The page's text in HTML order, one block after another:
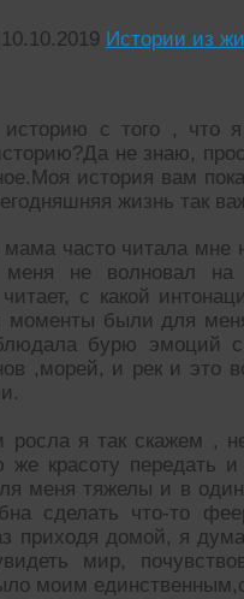
10.10.2019 Истории из
с того , что
не знаю,
история вам
жизнь так
часто читала мне
не волновал на
с какой
моменты были для
бурю эмоций
,морей, и рек и это
я так скажем ,
же красоту передать
меня тяжелы и в
сделать что-то
приходя домой, я
мир,
моим